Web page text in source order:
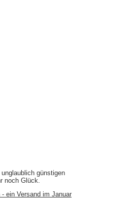
günstigen
noch Glück.
ein Versand im Januar